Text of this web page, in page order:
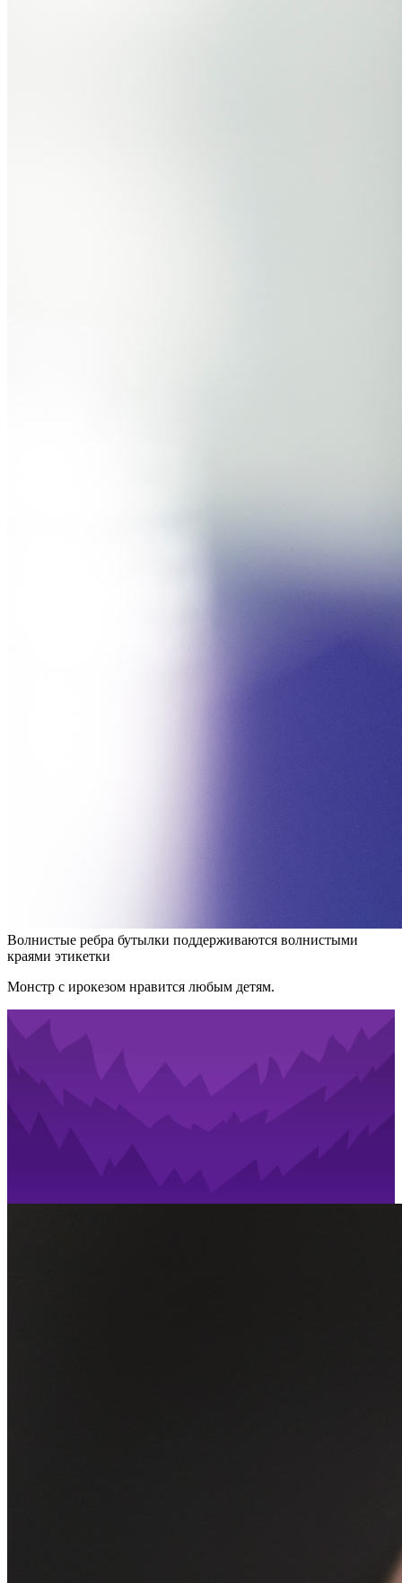
Волнистые ребра бутылки поддерживаются волнистыми
краями этикетки
Монстр с ирокезом нравится любым детям.